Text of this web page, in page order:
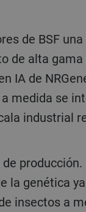
de alta gama
IA de
medida se
industrial
la genética
insectos a